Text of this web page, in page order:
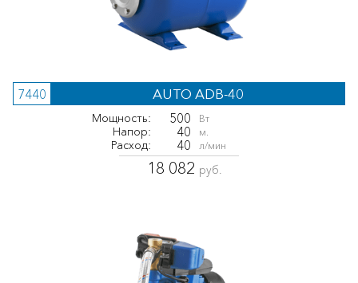
7440 AUTO ADB-40
Мощность: 500 Вт
Напор: 40 м.
Расход: 40 л/мин
18 082 руб.